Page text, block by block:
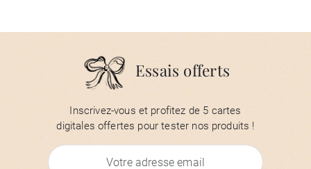
Essais offerts
Inscrivez-vous et profitez de 5 cartes
digitales offertes pour tester nos produits !